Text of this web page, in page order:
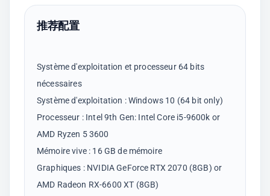
推荐配置
Système d'exploitation et processeur 64 bits
nécessaires
Système d'exploitation : Windows 10 (64 bit only)
Processeur : Intel 9th Gen: Intel Core i5-9600k or
AMD Ryzen 5 3600
Mémoire vive : 16 GB de mémoire
Graphiques : NVIDIA GeForce RTX 2070 (8GB) or
AMD Radeon RX-6600 XT (8GB)